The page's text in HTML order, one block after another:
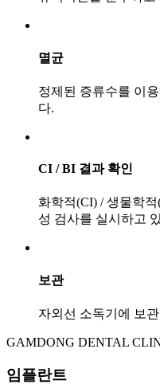
멸균
정제된 증류수를 이
다.
CI / BI 결과 확인
화학적(CI) / 생물학
성 검사를 실시하고
보관
자외선 소독기에 보
GAMDONG DENTAL
임플란트